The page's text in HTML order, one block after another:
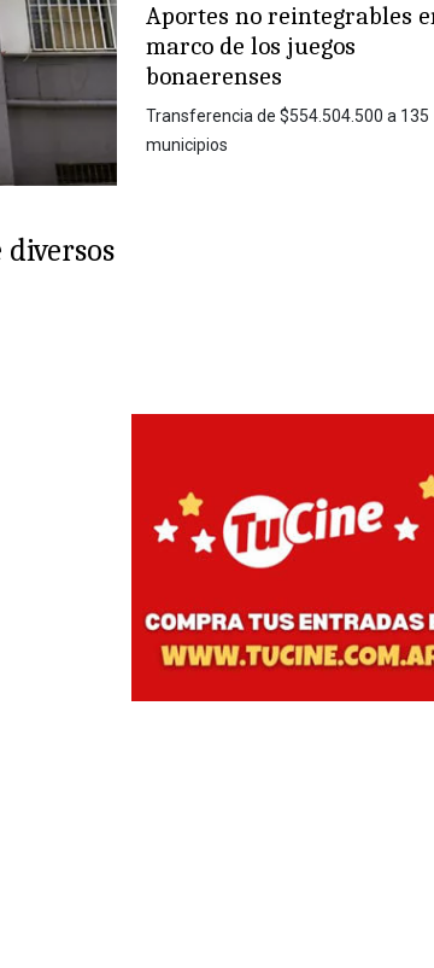
Aportes no reintegrables
marco de los juegos
bonaerenses
Transferencia de $554.504.500 a 135
municipios